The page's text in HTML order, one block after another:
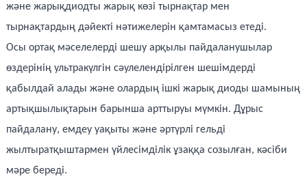
және жарықдиодты жарық көзі тырнақтар мен
тырнақтардың дәйекті нәтижелерін қамтамасыз етеді.
Осы ортақ мәселелерді шешу арқылы пайдаланушылар
өздерінің ультракүлгін сәулелендірілген шешімдерді
қабылдай алады және олардың ішкі жарық диоды шамының
артықшылықтарын барынша арттыруы мүмкін. Дұрыс
пайдалану, емдеу уақыты және әртүрлі гельді
жылтыратқыштармен үйлесімділік ұзаққа созылған, кәсіби
мәре береді.